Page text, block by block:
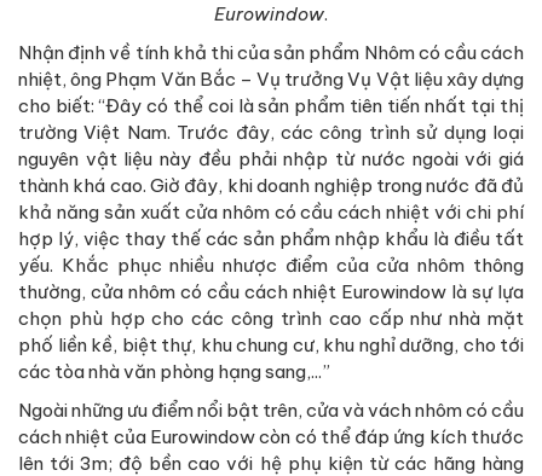
Eurowindow.
Nhận định về tính khả thi của sản phẩm Nhôm có cầu cách
nhiệt, ông Phạm Văn Bắc – Vụ trưởng Vụ Vật liệu xây dựng
cho biết: “Đây có thể coi là sản phẩm tiên tiến nhất tại thị
trường Việt Nam. Trước đây, các công trình sử dụng loại
nguyên vật liệu này đều phải nhập từ nước ngoài với giá
thành khá cao. Giờ đây, khi doanh nghiệp trong nước đã đủ
khả năng sản xuất cửa nhôm có cầu cách nhiệt với chi phí
hợp lý, việc thay thế các sản phẩm nhập khẩu là điều tất
yếu. Khắc phục nhiều nhược điểm của cửa nhôm thông
thường, cửa nhôm có cầu cách nhiệt Eurowindow là sự lựa
chọn phù hợp cho các công trình cao cấp như nhà mặt
phố liền kề, biệt thự, khu chung cư, khu nghỉ dưỡng, cho tới
các tòa nhà văn phòng hạng sang,...”
Ngoài những ưu điểm nổi bật trên, cửa và vách nhôm có cầu
cách nhiệt của Eurowindow còn có thể đáp ứng kích thước
lên tới 3m; độ bền cao với hệ phụ kiện từ các hãng hàng